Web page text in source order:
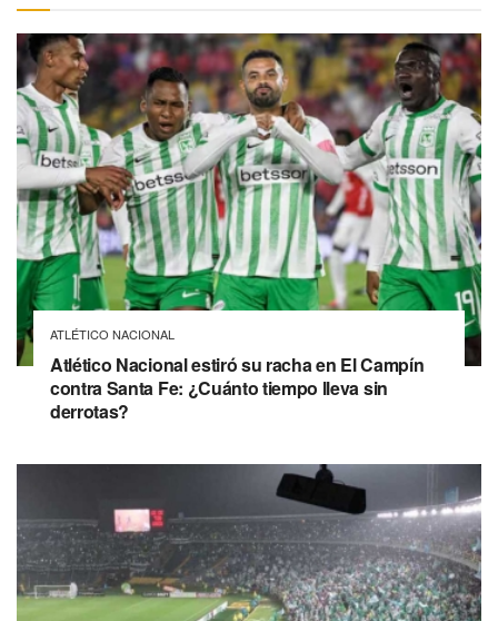
ATLÉTICO NACIONAL
Atlético Nacional estiró su racha en El Campín
contra Santa Fe: ¿Cuánto tiempo lleva sin
derrotas?